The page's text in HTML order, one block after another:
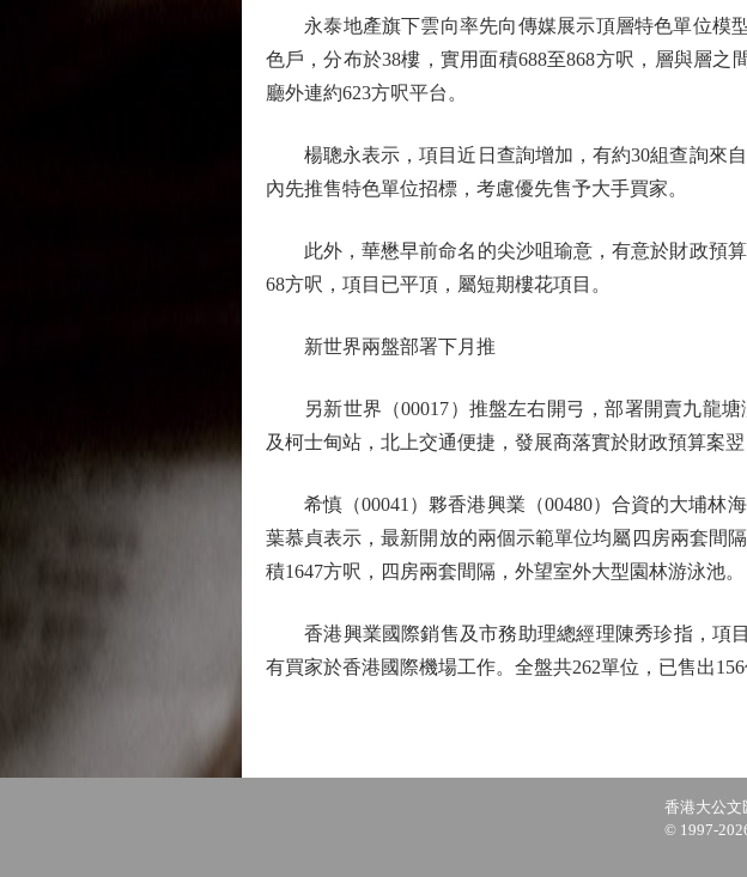
永泰地產旗下雲向率先向傳媒展示頂層特色單位模
色戶，分布於38樓，實用面積688至868方呎，層與層
廳外連約623方呎平台。
楊聰永表示，項目近日查詢增加，有約30組查詢來自
內先推售特色單位招標，考慮優先售予大手買家。
此外，華懋早前命名的尖沙咀瑜意，有意於財政預算
68方呎，項目已平頂，屬短期樓花項目。
新世界兩盤部署下月推
另新世界（00017）推盤左右開弓，部署開賣九龍塘
及柯士甸站，北上交通便捷，發展商落實於財政預算案
希慎（00041）夥香港興業（00480）合資的大埔林
葉慕貞表示，最新開放的兩個示範單位均屬四房兩套間
積1647方呎，四房兩套間隔，外望室外大型園林游泳池。
香港興業國際銷售及市務助理總經理陳秀珍指，項目
有買家於香港國際機場工作。全盤共262單位，已售出156
香港大公文
© 1997-